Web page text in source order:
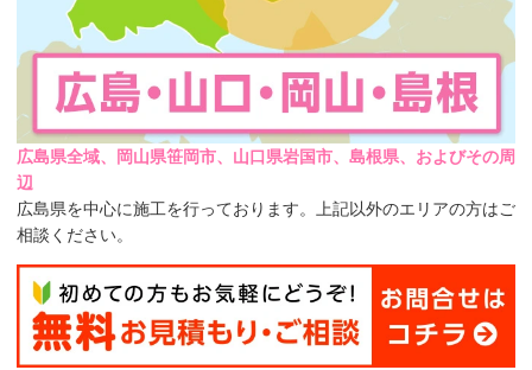
広島県全域、岡山県笹岡市、山口県岩国市、島根県、およびその周
辺
広島県を中心に施工を行っております。上記以外のエリアの方はご
相談ください。